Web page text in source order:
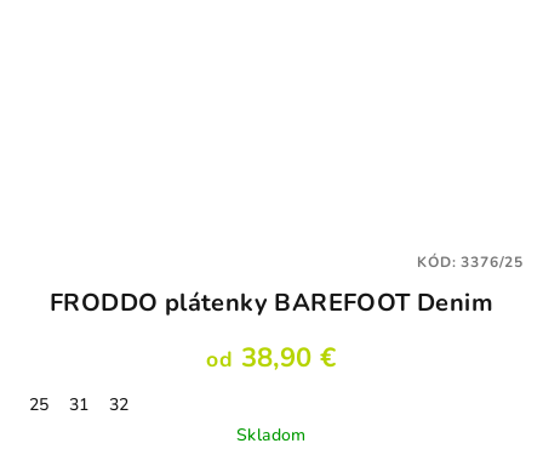
FRODDO plátenky BAREFOOT Denim
od 38,90 €
25 31
32
Skladom
KÓD:3376/25